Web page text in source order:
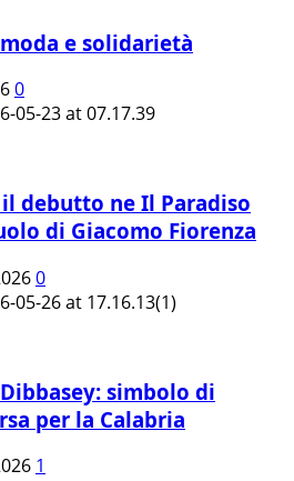
e solidarietà
0
debutto ne Il Paradiso
di Giacomo Fiorenza
0
simbolo di
per la Calabria
1